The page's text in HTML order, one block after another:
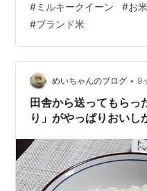
います。 読み進めるほど
かる内容になっています
てくださいね。 ミルキー
産地ごとの魅力と味の違
はどこ産が美味しい？ ミ
しいのか、産地ごとの魅
#ミルキークイーン #お米
#ブランド米
めいちゃんのブログ • 9
田舎から送ってもらっ
り」がやっぱりおいし